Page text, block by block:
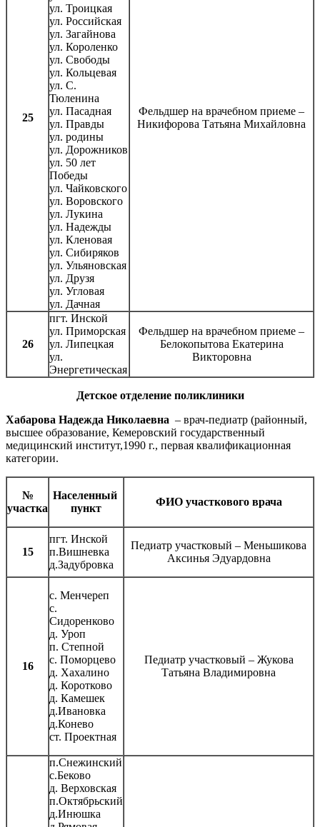
25
ул. Троицкая
ул. Российская
ул. Загайнова
ул. Короленко
ул. Свободы
ул. Кольцевая
ул. С.
Тюленина
ул. Пасадная
ул. Правды
ул. родины
ул. Дорожников
ул. 50 лет
Победы
ул. Чайковского
ул. Воровского
ул. Лукина
ул. Надежды
ул. Кленовая
ул. Сибиряков
ул. Ульяновская
ул. Друзя
ул. Угловая
ул. Дачная
Фельдшер на врачебном приеме –
Никифорова Татьяна Михайловна
26
пгт. Инской
ул. Приморская
ул. Липецкая
ул.
Энергетическая
Фельдшер на врачебном приеме –
Белокопытова Екатерина
Викторовна
Детское отделение поликлиники
Хабарова Надежда Николаевна – врач-педиатр (районный,
высшее образование, Кемеровский государственный
медицинский институт,1990 г., первая квалификационная
категории.
№
участка
Населенный
пункт
ФИО участкового врача
15
пгт. Инской
п.Вишневка
д.Задубровка
Педиатр участковый – Меньшикова
Аксинья Эдуардовна
16
с. Менчереп
с.
Сидоренково
д. Уроп
п. Степной
с. Поморцево
д. Хахалино
д. Коротково
д. Камешек
д.Ивановка
д.Конево
ст. Проектная
Педиатр участковый – Жукова
Татьяна Владимировна
п.Снежинский
с.Беково
д. Верховская
п.Октябрьский
д.Инюшка